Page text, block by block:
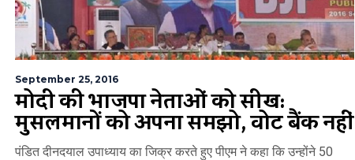
September 25, 2016
मोदी की भाजपा नेताओं को सीख:
मुसलमानों को अपना समझो, वोट बैंक नहीं
पंडित दीनदयाल उपाध्‍याय का जिक्र करते हुए पीएम ने कहा कि उन्‍होंने 50